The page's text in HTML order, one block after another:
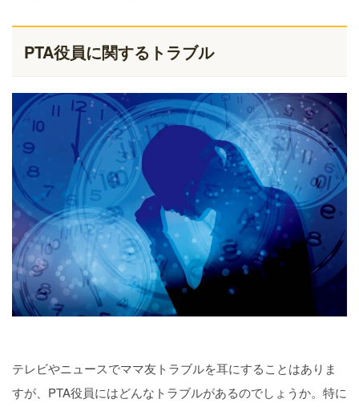
PTA役員に関するトラブル
テレビやニュースでママ友トラブルを耳にすることはありま
すが、PTA役員にはどんなトラブルがあるのでしょうか。特に